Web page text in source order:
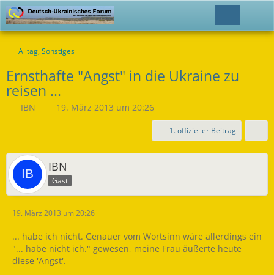
Alltag, Sonstiges
Ernsthafte "Angst" in die Ukraine zu
reisen ...
IBN 19. März 2013 um 20:26
1. offizieller Beitrag
IBN
Gast
19. März 2013 um 20:26
... habe ich nicht. Genauer vom Wortsinn wäre allerdings ein
"... habe nicht ich." gewesen, meine Frau äußerte heute
diese 'Angst'.